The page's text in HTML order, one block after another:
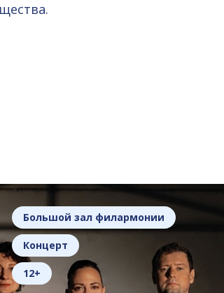
Большой зал филармонии
Концерт
12+